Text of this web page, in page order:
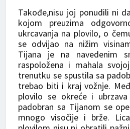
Takođe,nisu joj ponudili ni
kojom preuzima
ukrcavanja na plovilo, o
se odvijao na nižim
Tijana je na navedenim
raspoložena i mahala
trenutku se spustila sa
trebao biti i kraj vožnje.
plovilo se okreće i
padobran sa Tijanom se
mnogo visočije i brže.